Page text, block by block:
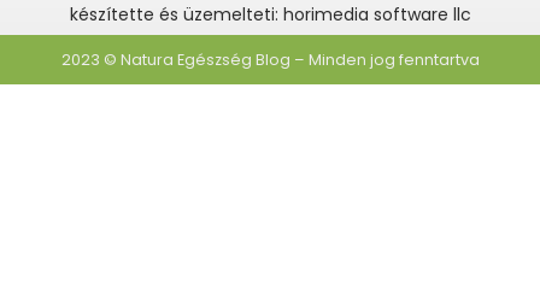
készítette és üzemelteti: horimedia software llc
2023 © Natura Egészség Blog – Minden jog fenntartva